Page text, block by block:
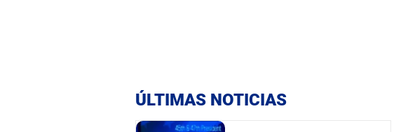
ÚLTIMAS NOTICIAS